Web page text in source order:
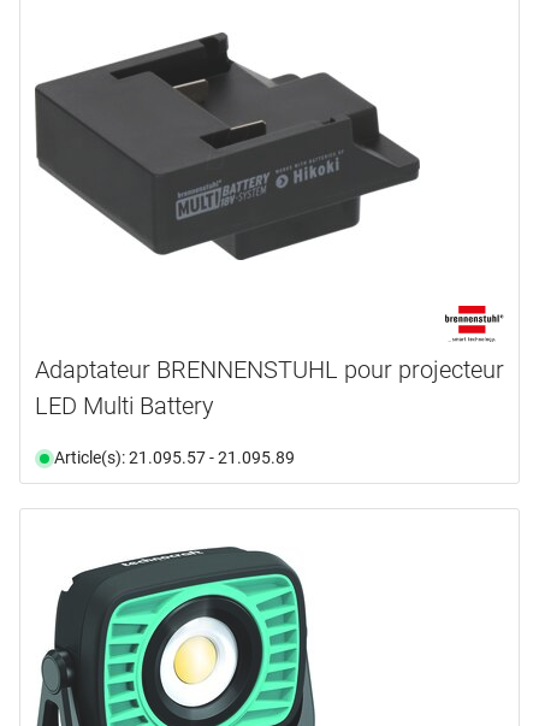
Adaptateur BRENNENSTUHL pour projecteur
LED Multi Battery
Article(s): 21.095.57 - 21.095.89